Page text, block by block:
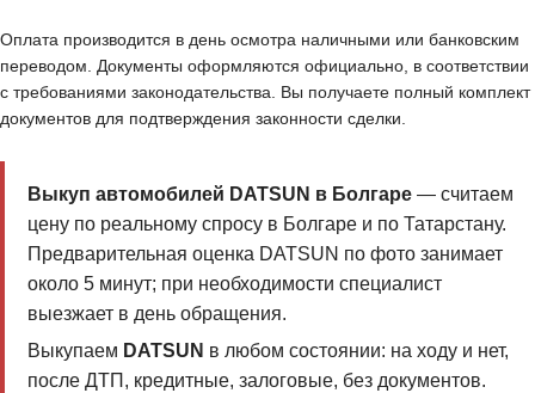
Оплата производится в день осмотра наличными или банковским
переводом. Документы оформляются официально, в соответствии
с требованиями законодательства. Вы получаете полный комплект
документов для подтверждения законности сделки.
Выкуп автомобилей DATSUN в Болгаре— считаем
цену по реальному спросу в Болгаре и по Татарстану.
Предварительная оценка DATSUN по фото занимает
около 5 минут; при необходимости специалист
выезжает в день обращения.
Выкупаем DATSUN в любом состоянии: на ходу и нет,
после ДТП, кредитные, залоговые, без документов.